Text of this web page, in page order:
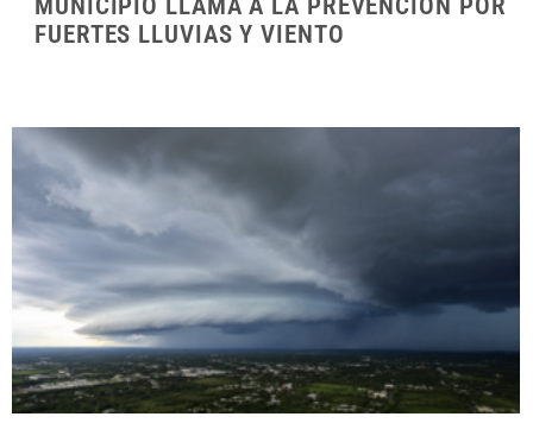
MUNICIPIO LLAMA A LA PREVENCIÓN POR
FUERTES LLUVIAS Y VIENTO